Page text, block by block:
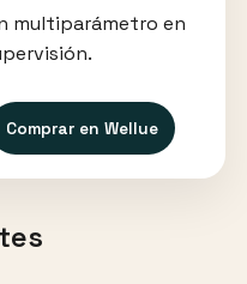
multiparámetro en
Comprar en Wellue